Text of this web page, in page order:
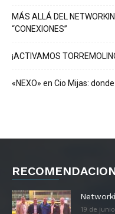
MÁS ALLÁ DEL
“CONEXIONES”
¡ACTIVAMOS
«NEXO» en Cio Mijas:
19 de